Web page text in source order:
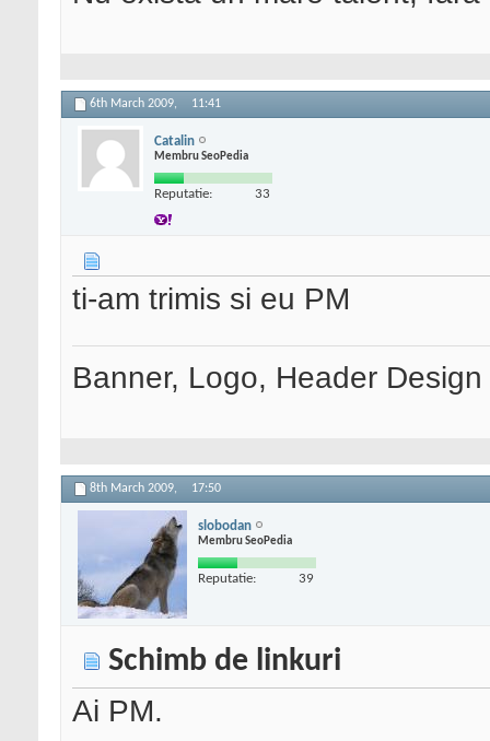
6th March 2009, 11:41
Catalin
Membru SeoPedia
Reputatie: 33
ti-am trimis si eu PM
Banner, Logo, Header
8th March 2009, 17:50
slobodan
Membru SeoPedia
Reputatie: 39
Schimb de linkuri
Ai PM.